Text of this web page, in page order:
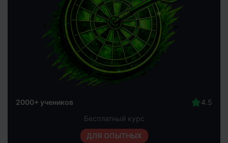
2000+ учеников
Бесплатный курс
ДЛЯ ОПЫТНЫХ